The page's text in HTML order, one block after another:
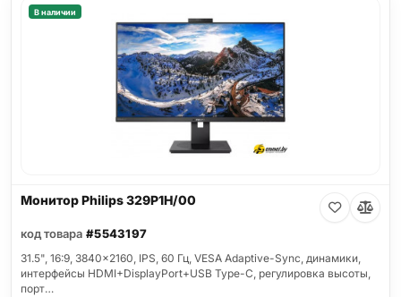
В наличии
Монитор Philips 329P1H/00
код товара #5543197
31.5", 16:9, 3840x2160, IPS, 60 Гц, VESA Adaptive-Sync, динамики,
интерфейсы HDMI+DisplayPort+USB Type-C, регулировка высоты,
порт…